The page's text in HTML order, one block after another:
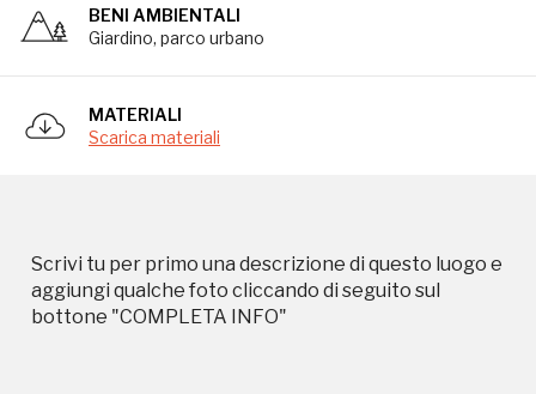
BENI AMBIENTALI
Giardino, parco urbano
MATERIALI
Scarica materiali
Scrivi tu per primo una descrizione di questo luogo e
aggiungi qualche foto cliccando di seguito sul
bottone "COMPLETA INFO"
Storico campagne in questo
luogo